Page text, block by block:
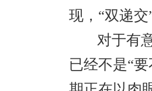
现，“双递
对于有
已经不是“